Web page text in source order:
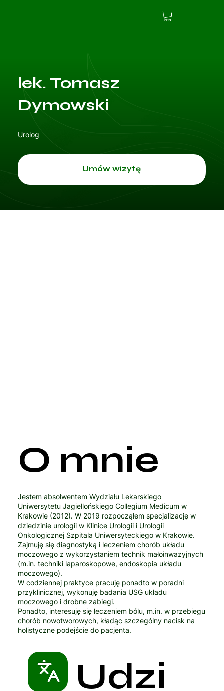
lek. Tomasz
Dymowski
Umów wizytę
Urolog
O mnie
Jestem absolwentem Wydziału Lekarskiego
Uniwersytetu Jagiellońskiego Collegium Medicum w
Krakowie (2012). W 2019 rozpocząłem specjalizację w
dziedzinie urologii w Klinice Urologii i Urologii
Onkologicznej Szpitala Uniwersyteckiego w Krakowie.
Zajmuję się diagnostyką i leczeniem chorób układu
moczowego z wykorzystaniem technik małoinwazyjnych
(m.in. techniki laparoskopowe, endoskopia układu
moczowego).
W codziennej praktyce pracuję ponadto w poradni
przyklinicznej, wykonuję badania USG układu
moczowego i drobne zabiegi.
Ponadto, interesuję się leczeniem bólu, m.in. w przebiegu
chorób nowotworowych, kładąc szczególny nacisk na
holistyczne podejście do pacjenta.
Udzi